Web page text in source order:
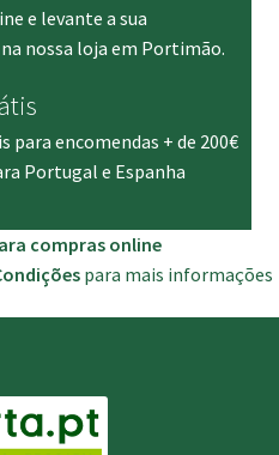
e levante a sua
nossa loja em Portimão.
para encomendas + de 200€
Portugal e Espanha
compras online
para mais informações